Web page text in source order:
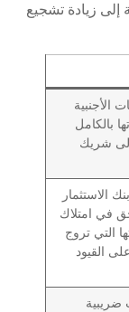
إلى زيادة تشجيع
الأجنبية
بالكامل
شريك
الاستثمار
في امتلاك
التي تروج
القيود
ضريبية